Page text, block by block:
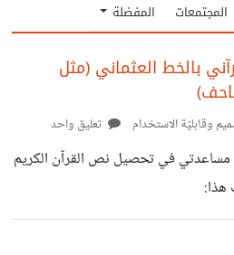
المجتمعات المفضلة
بالخط العثماني (مثل
وقابليّة الاستخدام تعليق واحد
في تحصيل نص القرآن الكريم
هذا:
https://qurancomplex.gov.sa/